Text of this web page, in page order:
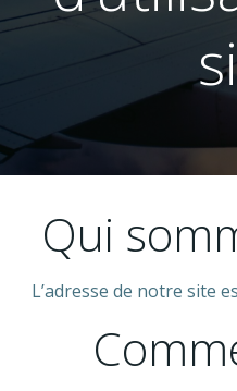
Qui
L’adresse de notre site